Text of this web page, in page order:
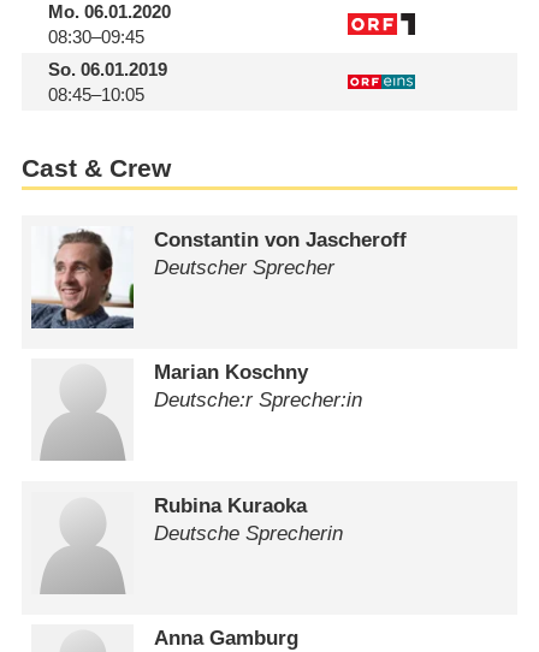
Mo.06.01.2020
08:30–09:45
So.06.01.2019
08:45–10:05
Cast & Crew
Constantin von Jascheroff
Deutscher Sprecher
Marian Koschny
Deutsche:r Sprecher:in
Rubina Kuraoka
Deutsche Sprecherin
Anna Gamburg